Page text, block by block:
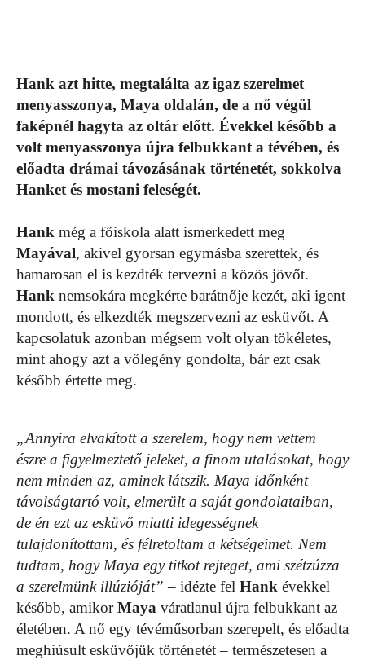
Hank azt hitte, megtalálta az igaz szerelmet
menyasszonya, Maya oldalán, de a nő végül
faképnél hagyta az oltár előtt. Évekkel később a
volt menyasszonya újra felbukkant a tévében, és
előadta drámai távozásának történetét, sokkolva
Hanket és mostani feleségét.
Hank még a főiskola alatt ismerkedett meg
Mayával, akivel gyorsan egymásba szerettek, és
hamarosan el is kezdték tervezni a közös jövőt.
Hank nemsokára megkérte barátnője kezét, aki igent
mondott, és elkezdték megszervezni az esküvőt. A
kapcsolatuk azonban mégsem volt olyan tökéletes,
mint ahogy azt a vőlegény gondolta, bár ezt csak
később értette meg.
„Annyira elvakított a szerelem, hogy nem vettem
észre a figyelmeztető jeleket, a finom utalásokat, hogy
nem minden az, aminek látszik. Maya időnként
távolságtartó volt, elmerült a saját gondolataiban,
de én ezt az esküvő miatti idegességnek
tulajdonítottam, és félretoltam a kétségeimet. Nem
tudtam, hogy Maya egy titkot rejteget, ami szétzúzza
a szerelmünk illúzióját” – idézte fel Hank évekkel
később, amikorMaya váratlanul újra felbukkant az
életében. A nő egy tévéműsorban szerepelt, és előadta
meghiúsult esküvőjük történetét – természetesen a